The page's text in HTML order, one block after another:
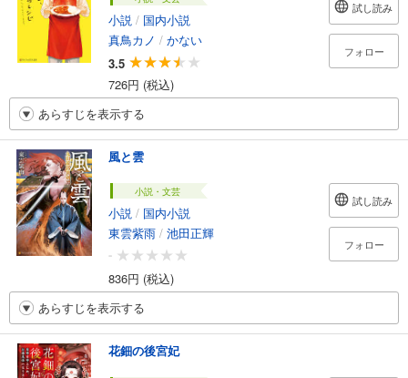
小説 / 国内小説
真鳥カノ / かない
3.5
726円 (税込)
試し読み
フォロー
あらすじを表示する
風と雲
小説・文芸
小説 / 国内小説
東雲紫雨 / 池田正輝
-
836円 (税込)
試し読み
フォロー
あらすじを表示する
花鈿の後宮妃